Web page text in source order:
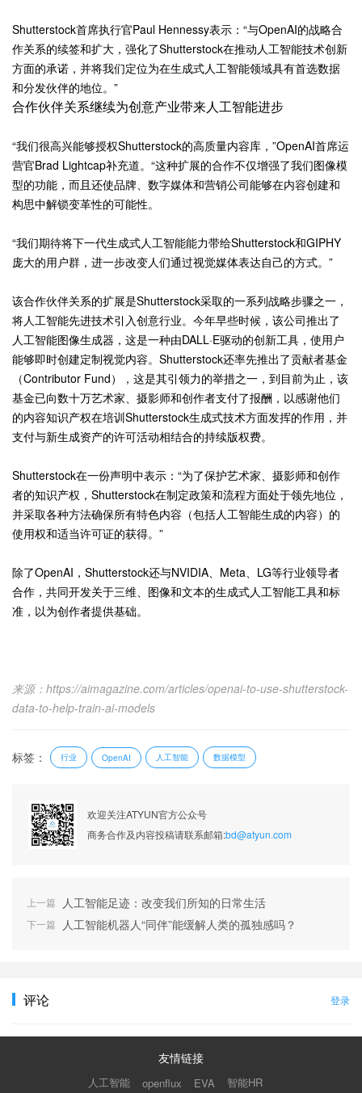
Shutterstock首席执行官Paul Hennessy表示：“与OpenAI的战略合
作关系的续签和扩大，强化了Shutterstock在推动人工智能技术创新
方面的承诺，并将我们定位为在生成式人工智能领域具有首选数据
和分发伙伴的地位。”
合作伙伴关系继续为创意产业带来人工智能进步
“我们很高兴能够授权Shutterstock的高质量内容库，”OpenAI首席运
营官Brad Lightcap补充道。“这种扩展的合作不仅增强了我们图像模
型的功能，而且还使品牌、数字媒体和营销公司能够在内容创建和
构思中解锁变革性的可能性。
“我们期待将下一代生成式人工智能能力带给Shutterstock和GIPHY
庞大的用户群，进一步改变人们通过视觉媒体表达自己的方式。”
该合作伙伴关系的扩展是Shutterstock采取的一系列战略步骤之一，
将人工智能先进技术引入创意行业。今年早些时候，该公司推出了
人工智能图像生成器，这是一种由DALL·E驱动的创新工具，使用户
能够即时创建定制视觉内容。Shutterstock还率先推出了贡献者基金
（Contributor Fund），这是其引领力的举措之一，到目前为止，该
基金已向数十万艺术家、摄影师和创作者支付了报酬，以感谢他们
的内容知识产权在培训Shutterstock生成式技术方面发挥的作用，并
支付与新生成资产的许可活动相结合的持续版权费。
Shutterstock在一份声明中表示：“为了保护艺术家、摄影师和创作
者的知识产权，Shutterstock在制定政策和流程方面处于领先地位，
并采取各种方法确保所有特色内容（包括人工智能生成的内容）的
使用权和适当许可证的获得。”
除了OpenAI，Shutterstock还与NVIDIA、Meta、LG等行业领导者
合作，共同开发关于三维、图像和文本的生成式人工智能工具和标
准，以为创作者提供基础。
来源：https://aimagazine.com/articles/openai-to-use-shutterstock-
data-to-help-train-ai-models
标签： 行业 OpenAI 人工智能 数据模型
欢迎关注ATYUN官方公众号
商务合作及内容投稿请联系邮箱:bd@atyun.com
上一篇 人工智能足迹：改变我们所知的日常生活
下一篇 人工智能机器人“同伴”能缓解人类的孤独感吗？
评论 登录
友情链接
人工智能 openflux EVA 智能HR